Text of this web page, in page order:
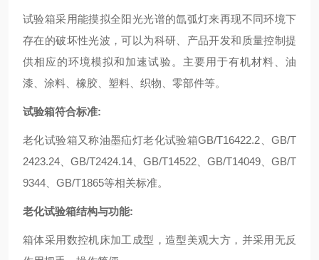
试验箱采用能摸拟全阳光光谱的氙弧灯来再现不同环境下
存在的破坏性光波，可以为科研、产品开发和质量控制提
供相应的环境模拟和加速试验。主要用于有机材料、油
漆、涂料、橡胶、塑料、织物、零部件等。
试验箱符合标准:
老化试验箱又称油墨疝灯老化试验箱GB/T16422.2、GB/T
2423.24、GB/T2424.14、GB/T14522、GB/T14049、GB/T
9344、GB/T1865等相关标准。
老化试验箱结构与功能:
箱体采用数控机床加工成型，造型美观大方，并采用无反